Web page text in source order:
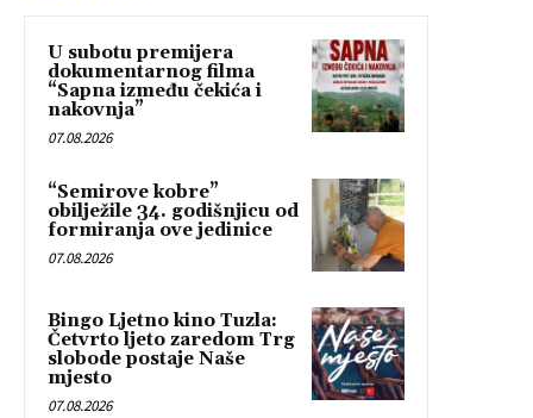
U subotu premijera
dokumentarnog filma
“Sapna između čekića i
nakovnja”
07.08.2026
“Semirove kobre”
obilježile 34. godišnjicu od
formiranja ove jedinice
07.08.2026
Bingo Ljetno kino Tuzla:
Četvrto ljeto zaredom Trg
slobode postaje Naše
mjesto
07.08.2026